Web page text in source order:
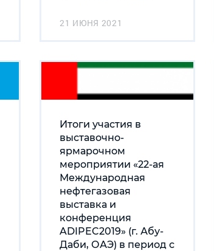
21 ИЮНЯ 2021
Итоги участия в
выставочно-
ярмарочном
мероприятии «22-ая
Международная
нефтегазовая
выставка и
конференция
ADIPEC2019» (г. Абу-
Даби, ОАЭ) в период с